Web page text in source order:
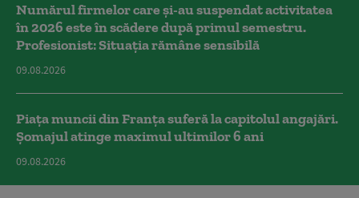
Numărul firmelor care și-au suspendat activitatea
în 2026 este în scădere după primul semestru.
Profesionist: Situația rămâne sensibilă
09.08.2026
Piața muncii din Franța suferă la capitolul angajări.
Șomajul atinge maximul ultimilor 6 ani
09.08.2026